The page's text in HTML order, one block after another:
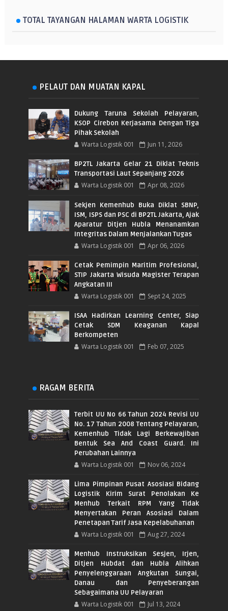
TOTAL TAYANGAN HALAMAN WARTA LOGISTIK
PELAUT DAN MUATAN KAPAL
Dukung Taruna Sekolah Pelayaran,
KSOP Cirebon Kerjasama Dengan Tiga
Pihak Sekolah
Warta Logistik 001 Jun 11, 2026
BP2TL Jakarta Gelar 21 Diklat Teknis
Transportasi Laut Sepanjang 2026
Warta Logistik 001 Apr 08, 2026
Sekjen Kemenhub Buka Diklat SBNP,
ISM, ISPS dan PSC di BP2TL Jakarta, Ajak
Aparatur Ditjen Hubla Menanamkan
Integritas Dalam Menjalankan Tugas
Warta Logistik 001 Apr 06, 2026
Cetak Pemimpin Maritim Profesional,
STIP Jakarta Wisuda Magister Terapan
Angkatan III
Warta Logistik 001 Sept 24, 2025
ISAA Hadirkan Learning Center, Siap
Cetak SDM Keaganan Kapal
Berkompeten
Warta Logistik 001 Feb 07, 2025
RAGAM BERITA
Terbit UU No 66 Tahun 2024 Revisi UU
No. 17 Tahun 2008 Tentang Pelayaran,
Kemenhub Tidak Lagi Berkewajiban
Bentuk Sea And Coast Guard. Ini
Perubahan Lainnya
Warta Logistik 001 Nov 06, 2024
Lima Pimpinan Pusat Asosiasi Bidang
Logistik Kirim Surat Penolakan Ke
Menhub Terkait RPM Yang Tidak
Menyertakan Peran Asosiasi Dalam
Penetapan Tarif Jasa Kepelabuhanan
Warta Logistik 001 Aug 27, 2024
Menhub Instruksikan Sesjen, Irjen,
Ditjen Hubdat dan Hubla Alihkan
Penyelenggaraan Angkutan Sungai,
Danau dan Penyeberangan
Sebagaimana UU Pelayaran
Warta Logistik 001 Jul 13, 2024